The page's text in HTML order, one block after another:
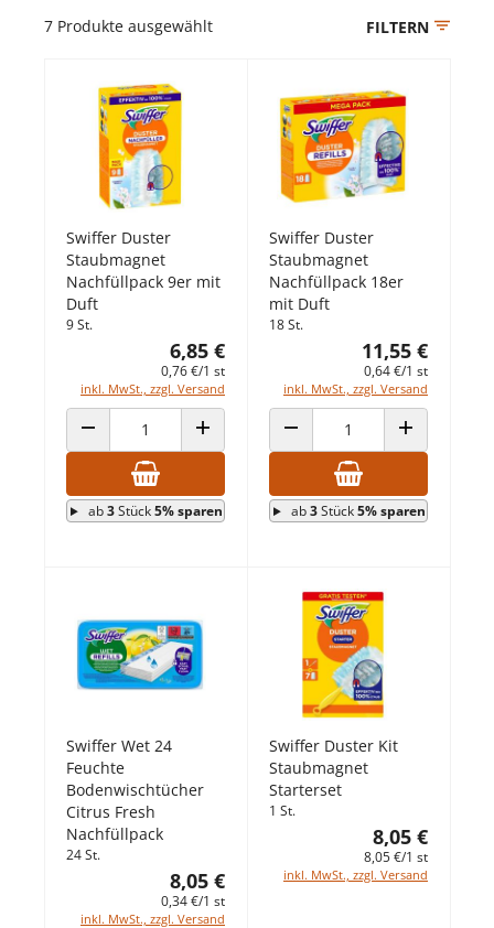
7 Produkte ausgewählt FILTERN
Swiffer Duster
Staubmagnet
Nachfüllpack 9er mit
Duft
9 St.
6,85 €
0,76 €/1 st
inkl. MwSt., zzgl. Versand
ANZAHL VERRINGERNANZAHL ERHÖHEN
ab3Stück5% sparen
Swiffer Duster
Staubmagnet
Nachfüllpack 18er
mit Duft
18 St.
11,55 €
0,64 €/1 st
inkl. MwSt., zzgl. Versand
ANZAHL VERRINGERNANZAHL
ab3Stück5% sparen
Swiffer Wet 24
Feuchte
Bodenwischtücher
Citrus Fresh
Nachfüllpack
24 St.
8,05 €
0,34 €/1 st
inkl. MwSt., zzgl. Versand
Swiffer Duster Kit
Staubmagnet
Starterset
1 St.
8,05 €
8,05 €/1 st
inkl. MwSt., zzgl. Versand